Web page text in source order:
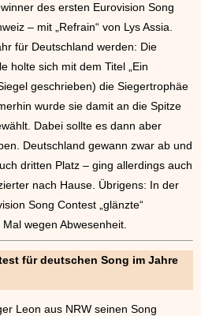
des ersten Eurovision Song
– mit „Refrain“ von Lys Assia.
für Deutschland werden: Die
holte sich mit dem Titel „Ein
geschrieben) die Siegertrophäe
wurde sie damit an die Spitze
Dabei sollte es dann aber
Deutschland gewann zwar ab und
dritten Platz – ging allerdings auch
nach Hause. Übrigens: In der
Song Contest „glänzte“
wegen Abwesenheit.
für deutschen Song im Jahre
Leon aus NRW seinen Song